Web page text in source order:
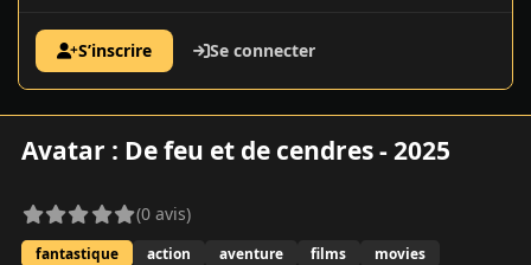
S’inscrire Se connecter
Avatar : De feu et de cendres - 2025
(0 avis)
fantastique action aventure films
movies